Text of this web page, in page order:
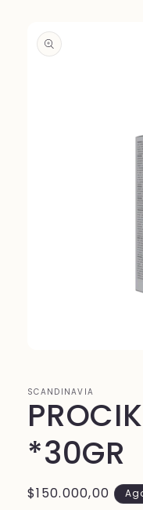
información
del producto
1
una
ventana
SCANDINAVIA
*30GR
Precio
$150.000,00